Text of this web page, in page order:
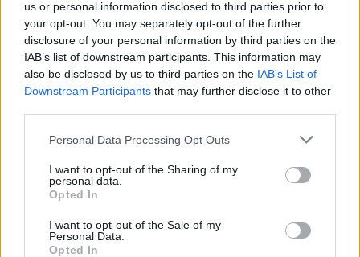
us or personal information disclosed to third parties prior to
your opt-out. You may separately opt-out of the further
disclosure of your personal information by third parties on the
IAB’s list of downstream participants. This information may
also be disclosed by us to third parties on the IAB’s List of
Downstream Participants that may further disclose it to other
Personal Data Processing Opt Outs
I want to opt-out of the Sharing of my
personal data.
Opted In
I want to opt-out of the Sale of my
Personal Data.
Opted In